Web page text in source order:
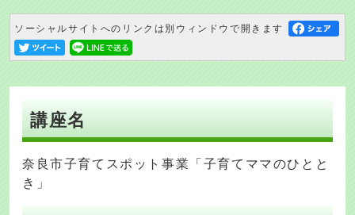
ソーシャルサイトへのリンクは別ウィンドウで開きます
講座名
奈良市子育てスポット事業「子育てママのひとと
き」